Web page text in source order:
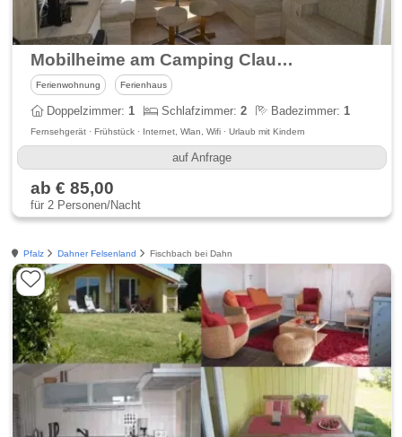
Mobilheime am Camping Clausensee
Ferienwohnung Ferienhaus
Doppelzimmer:1 Schlafzimmer:2 Badezimmer:1
Fernsehgerät · Frühstück · Internet, Wlan, Wifi · Urlaub mit Kindern
auf Anfrage
ab € 85,00
für 2 Personen/Nacht
Pfalz Dahner Felsenland Fischbach bei Dahn